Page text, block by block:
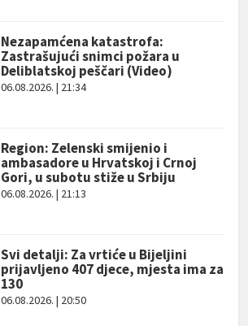
Nezapamćena katastrofa:
Zastrašujući snimci požara u
Deliblatskoj peščari (Video)
06.08.2026. | 21:34
Region: Zelenski smijenio i
ambasadore u Hrvatskoj i Crnoj
Gori, u subotu stiže u Srbiju
06.08.2026. | 21:13
Svi detalji: Za vrtiće u Bijeljini
prijavljeno 407 djece, mjesta ima za
130
06.08.2026. | 20:50